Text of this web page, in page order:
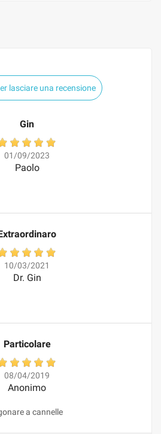
lasciare una recensione
Gin
01/09/2023
Paolo
10/03/2021
Dr. Gin
Particolare
08/04/2019
Anonimo
a cannelle